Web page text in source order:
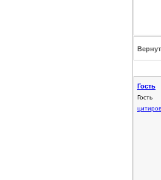
Гость
Гость